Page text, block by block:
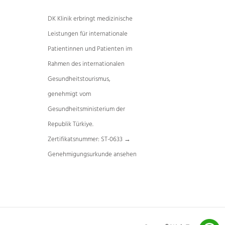
DK Klinik erbringt medizinische
Leistungen für internationale
Patientinnen und Patienten im
Rahmen des internationalen
Gesundheitstourismus,
genehmigt vom
Gesundheitsministerium der
Republik Türkiye.
Zertifikatsnummer: ST-0633 →
Genehmigungsurkunde ansehen